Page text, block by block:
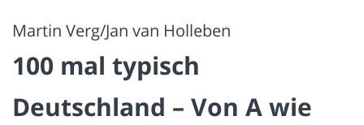
Martin Verg/Jan van Holleben
100 mal typisch
Deutschland – Von A wie